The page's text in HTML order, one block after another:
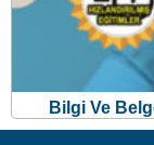
Bilgi Ve